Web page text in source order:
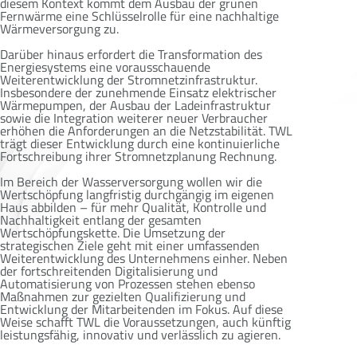
Fernwärme eine Schlüsselrolle für eine nachhaltige
Wärmeversorgung zu.
Darüber hinaus erfordert die Transformation des
Energiesystems eine vorausschauende
Weiterentwicklung der Stromnetzinfrastruktur.
Insbesondere der zunehmende Einsatz elektrischer
Wärmepumpen, der Ausbau der Ladeinfrastruktur
sowie die Integration weiterer neuer Verbraucher
erhöhen die Anforderungen an die Netzstabilität. TWL
trägt dieser Entwicklung durch eine kontinuierliche
Fortschreibung ihrer Stromnetzplanung Rechnung.
Im Bereich der Wasserversorgung wollen wir die
Wertschöpfung langfristig durchgängig im eigenen
Haus abbilden – für mehr Qualität, Kontrolle und
Nachhaltigkeit entlang der gesamten
Wertschöpfungskette. Die Umsetzung der
strategischen Ziele geht mit einer umfassenden
Weiterentwicklung des Unternehmens einher. Neben
der fortschreitenden Digitalisierung und
Automatisierung von Prozessen stehen ebenso
Maßnahmen zur gezielten Qualifizierung und
Entwicklung der Mitarbeitenden im Fokus. Auf diese
Weise schafft TWL die Voraussetzungen, auch künftig
leistungsfähig, innovativ und verlässlich zu agieren.